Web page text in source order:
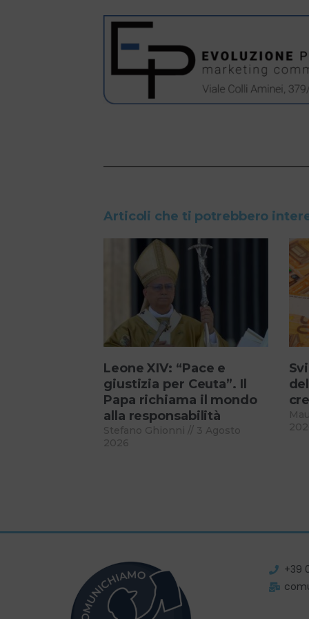
Articoli che ti potrebbero
Leone XIV: “Pace e
giustizia per Ceuta”. Il
Papa richiama il mondo
alla responsabilità
Stefano Ghionni
3 Agosto
2026
+39